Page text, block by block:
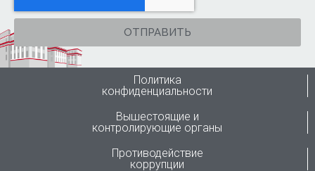
ОТПРАВИТЬ
Политика
конфиденциальности
Вышестоящие и
контролирующие органы
Противодействие
коррупции